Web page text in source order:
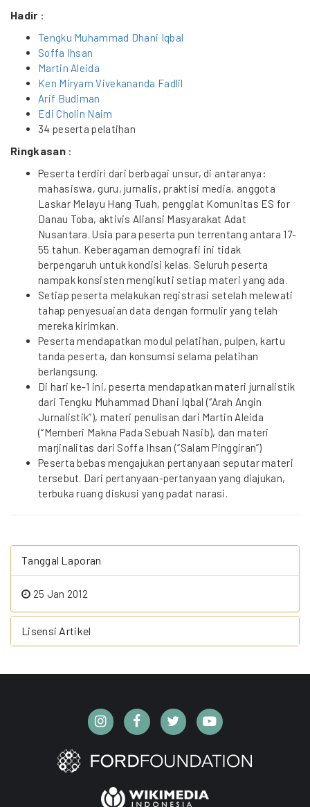
Hadir :
Tengku Muhammad Dhani Iqbal
Soffa Ihsan
Martin Aleida
Ken Miryam Vivekananda Fadlil
Arif Budiman
Edi Cholin Naim
34 peserta pelatihan
Ringkasan:
Peserta terdiri dari berbagai unsur, di antaranya:
mahasiswa, guru, jurnalis, praktisi media, anggota
Laskar Melayu Hang Tuah, penggiat Komunitas ES for
Danau Toba, aktivis Aliansi Masyarakat Adat
Nusantara. Usia para peserta pun terrentang antara 17-
55 tahun. Keberagaman demografi ini tidak
berpengaruh untuk kondisi kelas. Seluruh peserta
nampak konsisten mengikuti setiap materi yang ada.
Setiap peserta melakukan registrasi setelah melewati
tahap penyesuaian data dengan formulir yang telah
mereka kirimkan.
Peserta mendapatkan modul pelatihan, pulpen, kartu
tanda peserta, dan konsumsi selama pelatihan
berlangsung.
Di hari ke-1 ini, peserta mendapatkan materi jurnalistik
dari Tengku Muhammad Dhani Iqbal (“Arah Angin
Jurnalistik”), materi penulisan dari Martin Aleida
(“Memberi Makna Pada Sebuah Nasib), dan materi
marjinalitas dari Soffa Ihsan (“Salam Pinggiran”)
Peserta bebas mengajukan pertanyaan seputar materi
tersebut. Dari pertanyaan-pertanyaan yang diajukan,
terbuka ruang diskusi yang padat narasi.
Tanggal Laporan
25 Jan 2012
Lisensi Artikel